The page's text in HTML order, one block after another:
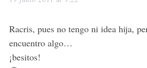
s
:
Racris, pues no tengo ni idea hija,
encuentro algo…
¡besitos!
o
r
: